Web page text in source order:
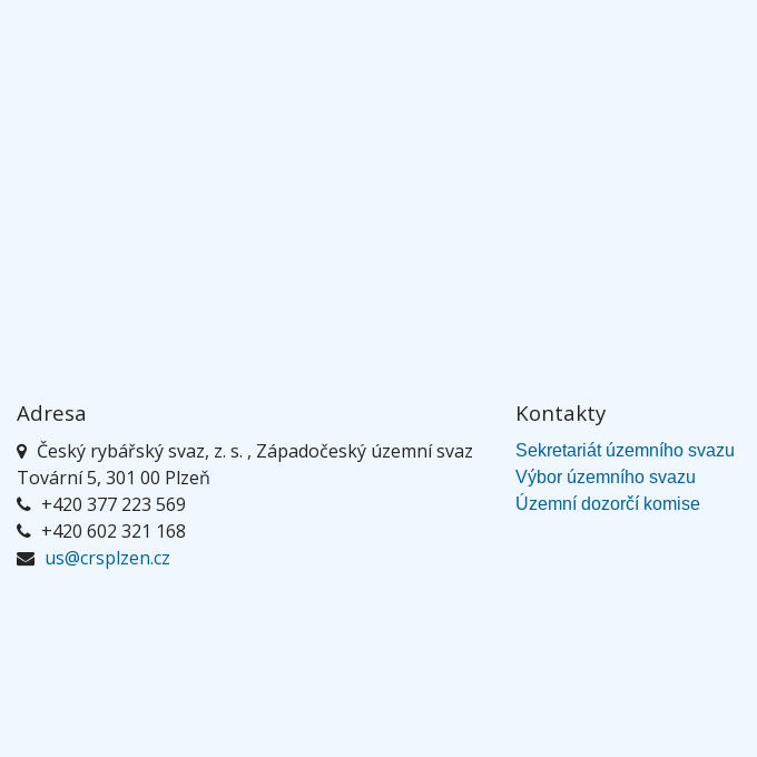
Adresa
Český rybářský svaz, z. s. , Západočeský územní svaz
Tovární 5, 301 00 Plzeň
+420 377 223 569
+420 602 321 168
us@crsplzen.cz
Kontakty
Sekretariát územního svazu
Výbor územního svazu
Územní dozorčí komise